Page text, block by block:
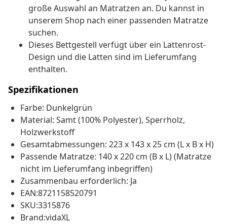
große Auswahl an Matratzen an. Du kannst in
unserem Shop nach einer passenden Matratze
suchen.
Dieses Bettgestell verfügt über ein Lattenrost-
Design und die Latten sind im Lieferumfang
enthalten.
Spezifikationen
Farbe: Dunkelgrün
Material: Samt (100% Polyester), Sperrholz,
Holzwerkstoff
Gesamtabmessungen: 223 x 143 x 25 cm (L x B x H)
Passende Matratze: 140 x 220 cm (B x L) (Matratze
nicht im Lieferumfang inbegriffen)
Zusammenbau erforderlich: Ja
EAN:8721158520791
SKU:3315876
Brand:vidaXL